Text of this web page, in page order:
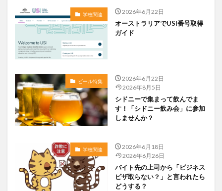
学校関連 2026年6月22日
オーストラリアでUSI番号取得
ガイド
ビール特集
2026年6月22日
2026年8月5日
シドニーで集まって飲んでま
す！「シドニー飲み会」に参加
しませんか？
学校関連
2026年6月18日
2026年6月26日
バイト先の上司から「ビジネス
ビザ取らない？」と言われたら
どうする？